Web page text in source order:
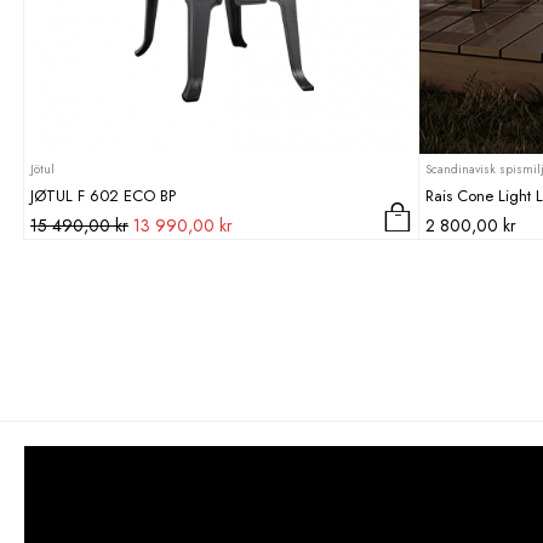
Jötul
JØTUL F 602 ECO BP
15 490,00kr Det
13 990,00 krDet
Scandinavisk
Rais Cone Light
2 800,00kr